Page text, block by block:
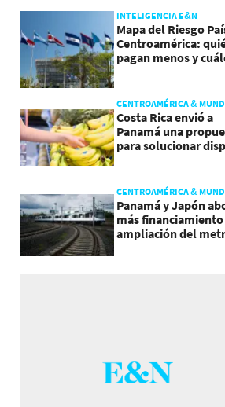
INTELIGENCIA E&N
Mapa del Riesgo
Centroamérica:
pagan menos y
CENTROAMÉRICA &
Costa Rica envió a
Panamá una
para solucionar
CENTROAMÉRICA &
Panamá y Japón
más
ampliación del